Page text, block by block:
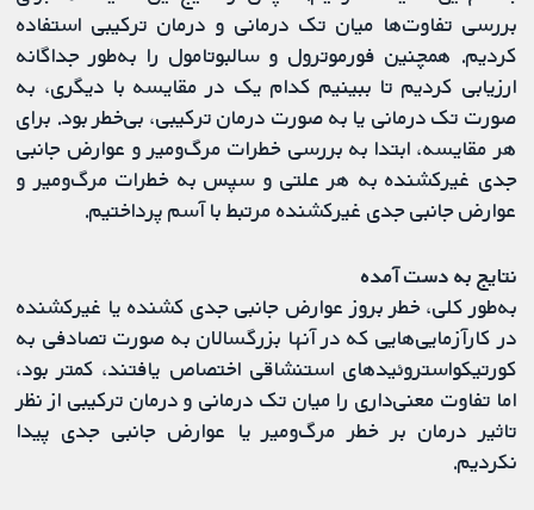
بررسی تفاوت‌ها میان تک درمانی و درمان ترکیبی استفاده
کردیم. همچنین فورموترول و سالبوتامول را به‌طور جداگانه
ارزیابی کردیم تا ببینیم کدام یک در مقایسه با دیگری، به‌
صورت تک درمانی یا به‌ صورت درمان ترکیبی، بی‌خطر بود. برای
هر مقایسه، ابتدا به بررسی خطرات مرگ‌ومیر و عوارض جانبی
جدی غیرکشنده به هر علتی و سپس به خطرات مرگ‌ومیر و
عوارض جانبی جدی غیرکشنده مرتبط با آسم پرداختیم.
نتایج به ‌دست آمده
به‌طور کلی، خطر بروز عوارض جانبی جدی کشنده یا غیرکشنده
در کارآزمایی‌هایی که در آنها بزرگسالان به ‌صورت تصادفی به
کورتیکواستروئیدهای استنشاقی اختصاص یافتند، کمتر بود،
اما تفاوت معنی‌داری را میان تک درمانی و درمان ترکیبی از نظر
تاثیر درمان بر خطر مرگ‌ومیر یا عوارض جانبی جدی پیدا
نکردیم.